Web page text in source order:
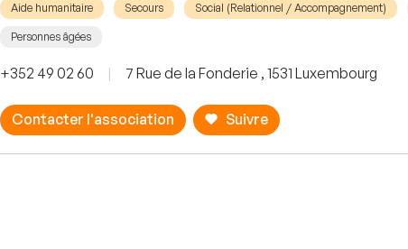
Aide humanitaire Secours Social (Relationnel / Accompagnement)
Personnes âgées
+352 49 02 60 | 7 Rue de la Fonderie , 1531 Luxembourg
Contacter l'association Suivre